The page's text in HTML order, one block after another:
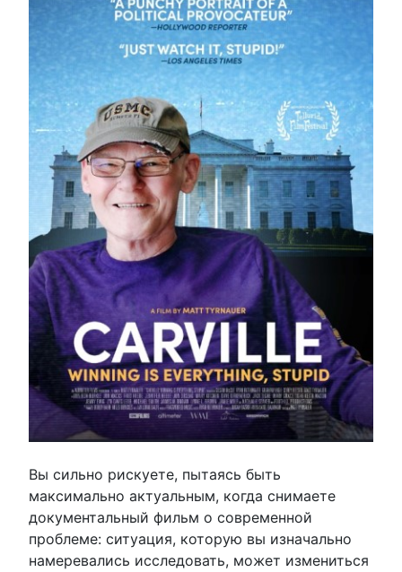
Вы сильно рискуете, пытаясь быть
максимально актуальным, когда снимаете
документальный фильм о современной
проблеме: ситуация, которую вы изначально
намеревались исследовать, может измениться